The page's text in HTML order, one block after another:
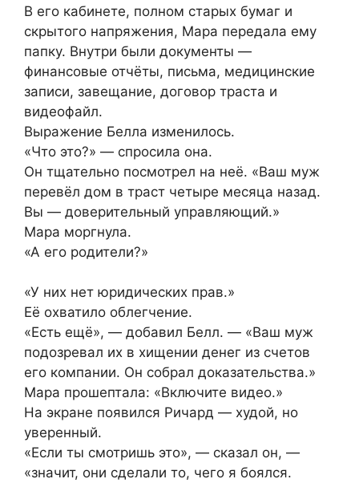
В его кабинете, полном старых бумаг и
скрытого напряжения, Мара передала ему
папку. Внутри были документы —
финансовые отчёты, письма, медицинские
записи, завещание, договор траста и
видеофайл.
Выражение Белла изменилось.
«Что это?» — спросила она.
Он тщательно посмотрел на неё. «Ваш муж
перевёл дом в траст четыре месяца назад.
Вы — доверительный управляющий.»
Мара моргнула.
«А его родители?»
«У них нет юридических прав.»
Её охватило облегчение.
«Есть ещё», — добавил Белл. — «Ваш муж
подозревал их в хищении денег из счетов
его компании. Он собрал доказательства.»
Мара прошептала: «Включите видео.»
На экране появился Ричард — худой, но
уверенный.
«Если ты смотришь это», — сказал он, —
«значит, они сделали то, чего я боялся.